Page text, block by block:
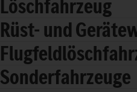
Löschfahrzeug
Rüst- und
Sonderfahrzeuge